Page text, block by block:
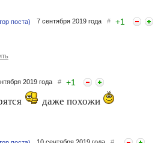
поста) 7 сентября 2019 года # +1
2019 года # +1
даже похожи